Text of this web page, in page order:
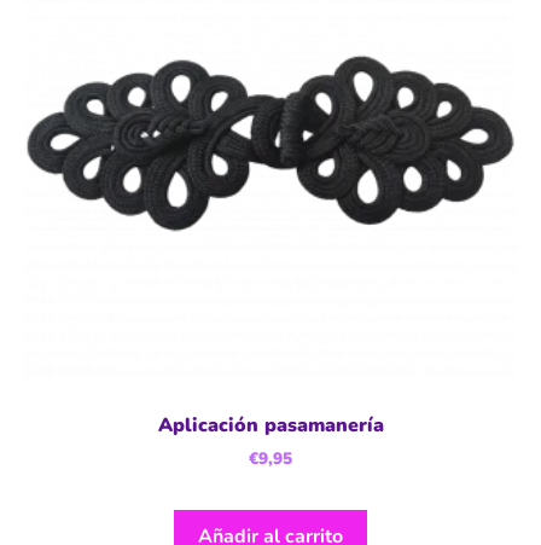
Aplicación pasamanería
€9,95
Añadir al carrito